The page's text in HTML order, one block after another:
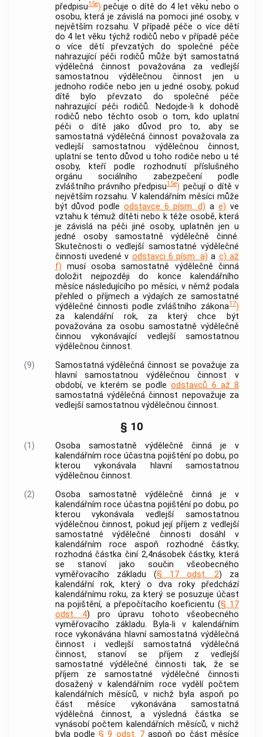
předpisu15e) pečuje o dítě do 4 let věku nebo o
osobu, která je závislá na pomoci jiné osoby, v
největším rozsahu. V případě péče o více dětí
do 4 let věku týchž rodičů nebo v případě péče
o více dětí převzatých do společné péče
nahrazující péči rodičů může být samostatná
výdělečná činnost považována za vedlejší
samostatnouvýdělečnou činnost jen u
jednoho rodiče nebo jen u jedné osoby, pokud
dítě bylo převzato do společné péče
nahrazující péči rodičů. Nedojde-li k dohodě
rodičů nebo těchto osob o tom, kdo uplatní
péči o dítě jako důvod pro to, aby se
samostatná výdělečná činnost považovala za
vedlejší samostatnouvýdělečnou činnost,
uplatní se tento důvod u toho rodiče nebo u té
osoby, kteří podle rozhodnutí příslušného
orgánu sociálního zabezpečení podle
zvláštního právního předpisu15e) pečují o dítě v
největším rozsahu. V kalendářním měsíci může
být důvod podleodstavce 6 písm. d) ae) ve
vztahu k témuž dítěti nebo k téže osobě, která
je závislá na péči jiné osoby, uplatněn jen u
jedné osoby samostatně výdělečně činné.
Skutečnosti o vedlejší samostatné výdělečné
činnosti uvedené v odstavci 6 písm. a) a c) až
f) musí osoba samostatně výdělečně činná
doložit nejpozději do konce kalendářního
měsíce následujícího po měsíci, v němž podala
přehled o příjmech a výdajích ze samostatné
výdělečné činnosti podle zvláštního zákona17)
za kalendářní rok, za který chce být
považována za osobu samostatně výdělečně
činnou vykonávající vedlejší samostatnou
výdělečnou činnost.
(9)
Samostatnávýdělečná činnost se považuje za
hlavní samostatnou výdělečnou činnost v
období, ve kterém se podleodstavců 6 až 8
samostatná výdělečná činnost nepovažuje za
vedlejší samostatnou výdělečnou činnost.
§ 10
(1)
Osoba samostatně výdělečně činná je v
kalendářním roce účastna pojištění po dobu, po
kterou vykonávala hlavní samostatnou
výdělečnou činnost.
(2)
Osoba samostatně výdělečně činná je v
kalendářním roce účastna pojištění po dobu, po
kterou vykonávala vedlejší samostatnou
výdělečnou činnost, pokud její příjem z vedlejší
samostatnévýdělečné činnosti dosáhl v
kalendářním roce aspoň rozhodné částky;
rozhodná částka činí 2,4násobek částky, která
se stanoví jako součin všeobecného
vyměřovacího základu (§ 17 odst. 2) za
kalendářní rok, který o dva roky předchází
kalendářnímu roku, za který se posuzuje účast
na pojištění, a přepočítacího koeficientu (§ 17
odst. 4) pro úpravu tohoto všeobecného
vyměřovacího základu. Byla-li v kalendářním
roce vykonávána hlavní samostatná výdělečná
činnost i vedlejší samostatná výdělečná
činnost, stanoví se příjem z vedlejší
samostatné výdělečné činnosti tak, že se
příjem ze samostatné výdělečné činnosti
dosažený v kalendářním roce vydělí počtem
kalendářních měsíců, v nichž byla aspoň po
část měsíce vykonávána samostatná
výdělečná činnost, a výsledná částka se
vynásobí počtem kalendářních měsíců, v nichž
byla podle§ 9 odst. 7aspoň po část měsíce